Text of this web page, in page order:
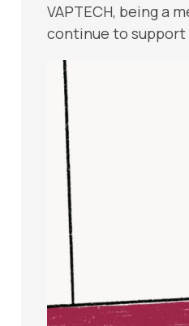
VAPTECH, being a
continue to support